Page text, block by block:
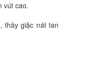
vút cao.
thây giặc nát tan